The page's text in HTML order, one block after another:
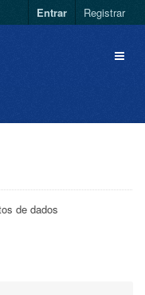
Entrar Registrar
de dados